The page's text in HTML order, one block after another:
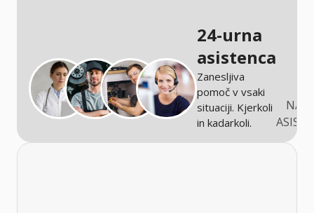
24-urna
asistenca
Zanesljiva
pomoč v vsaki
situaciji. Kjerkoli
in kadarkoli.